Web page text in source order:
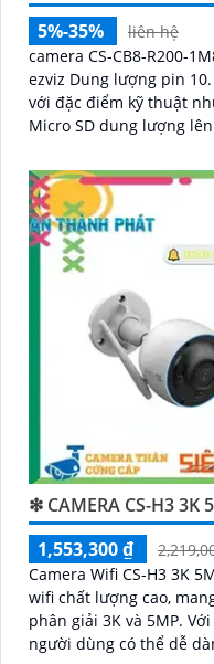
5%-35%
liên hệ
camera CS-CB8-R200-
ezviz Dung lượng pin
với đặc điểm kỹ thuật
Micro SD dung lượng
❇ CAMERA CS-H3 3K
1,553,300 ₫
Camera Wifi CS-H3 3K
wifi chất lượng cao,
phân giải 3K và 5MP. Với khả năng kết nối không dây,
người dùng có thể dễ